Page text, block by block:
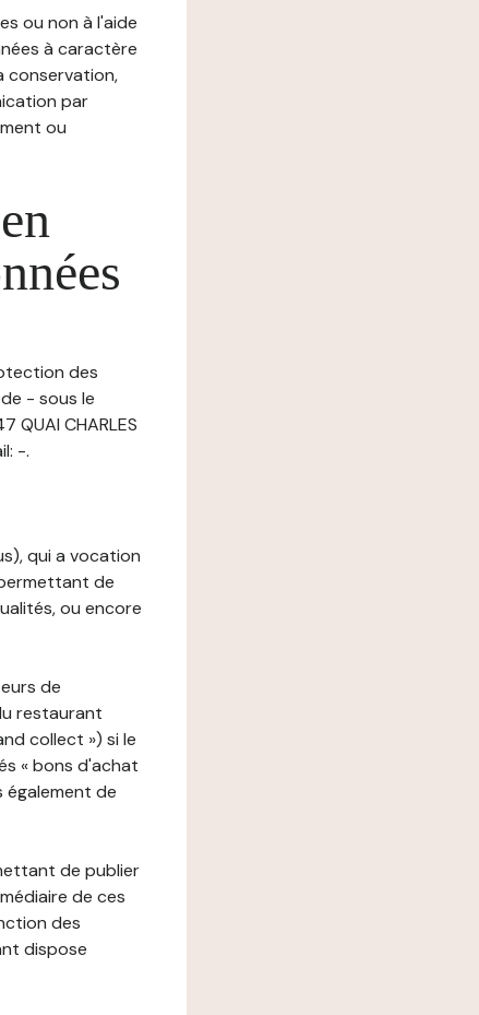
ou non à l'aide
à caractère
conservation,
par
ou
des
- sous le
CHARLES
-.
qui a vocation
de
ou encore
de
restaurant
collect ») si le
« bons d'achat
également de
de publier
de ces
des
dispose